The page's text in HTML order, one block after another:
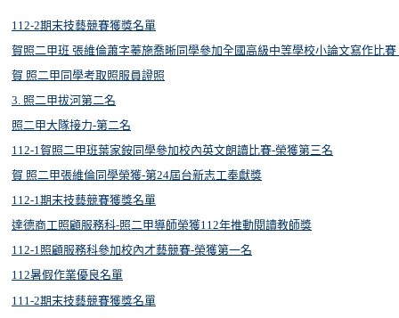
112-2期末技藝競賽獲獎名單
賀照二甲班 張維倫蕭字蓁施喬晰同學參加全國高級中等學校小論文寫作比
賀 照二甲同學考取照服員證照
3. 照二甲拔河第二名
照二甲大隊接力-第二名
112-1賀照二甲班葉家銨同學參加校內英文朗讀比賽-榮獲第三名
賀 照二甲張維倫同學榮獲-第24屆台新志工奉獻獎
112-1期末技藝競賽獲獎名單
達德商工照顧服務科-照二甲導師榮獲112年推動閱讀教師獎
112-1照顧服務科參加校內才藝競賽-榮獲第一名
112暑假作業優良名單
111-2期末技藝競賽獲獎名單